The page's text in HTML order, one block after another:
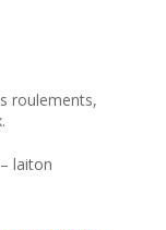
roulements,
laiton